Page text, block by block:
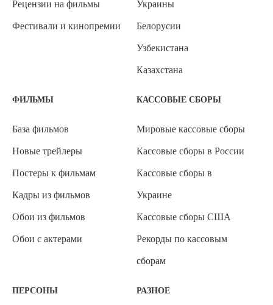
Рецензии на фильмы
Фестивали и кинопремии
Украины
Белорусии
Узбекистана
Казахстана
ФИЛЬМЫ
База фильмов
Новые трейлеры
Постеры к фильмам
Кадры из фильмов
Обои из фильмов
Обои с актерами
КАССОВЫЕ СБОРЫ
Мировые кассовые сборы
Кассовые сборы в России
Кассовые сборы в
Украине
Кассовые сборы США
Рекорды по кассовым
сборам
ПЕРСОНЫ РАЗНОЕ